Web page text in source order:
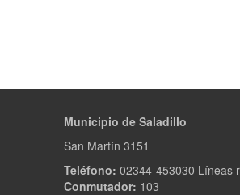
Municipio de Saladillo
San Martín 3151
Teléfono: 02344-453030 Líneas
Conmutador: 103